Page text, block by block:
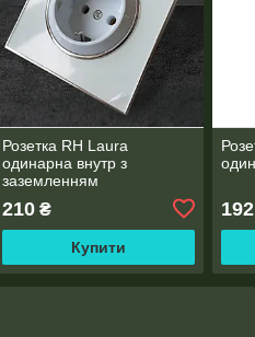
Розетка RH Laura
одинарна внутр з
заземленням
210₴
Купити
192